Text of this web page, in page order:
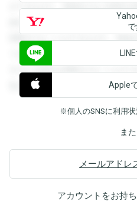
ができます。登録すると回答
録すると回答を閲覧すること
閲覧することができます。登
できます。登録すると回答を
すると回答を閲覧することが
覧することができます。
Apple
※個人のSNSに利用
ま
メールアドレ
アカウントをお持